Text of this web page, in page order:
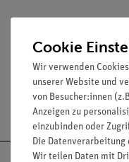
Media / Downloads
Cookie
Wir verwenden
unserer Website und
von Besucher:innen
Anzeigen zu
einzubinden oder
Die
Wir teilen Daten mit